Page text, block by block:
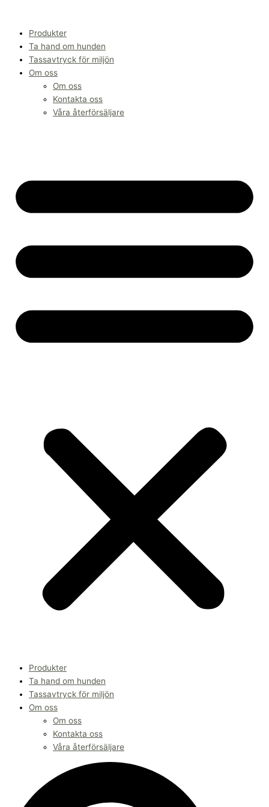
innehållProdukter
Ta hand om hunden
Tassavtryck för miljön
Om oss
Om oss
Kontakta oss
Våra återförsäljare
Produkter
Ta hand om hunden
Tassavtryck för miljön
Om oss
Om oss
Kontakta oss
Våra återförsäljare